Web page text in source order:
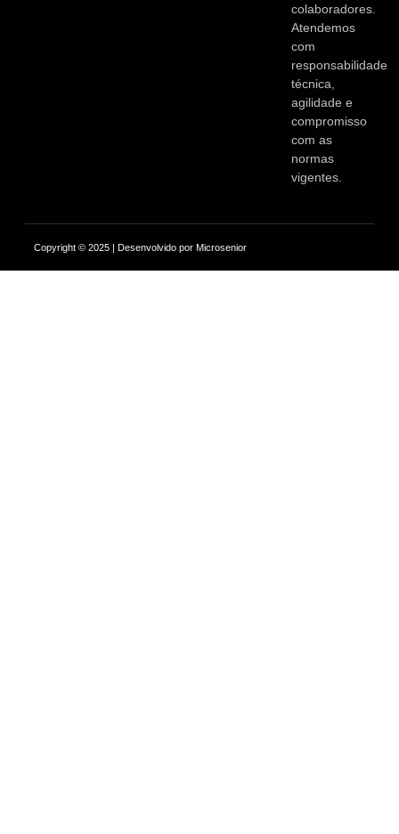
colaboradores.
Atendemos
com
responsabilidade
técnica,
agilidade e
compromisso
com as
normas
vigentes.
Copyright © 2025 | Desenvolvido por Microsenior